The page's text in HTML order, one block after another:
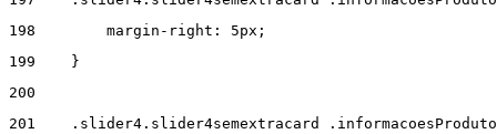
198
        margin-right: 5px;
199
    }
200
201
.slider4.slider4semextracard